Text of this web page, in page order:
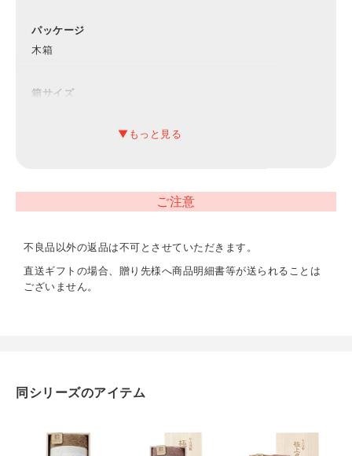
パッケージ
木箱
箱サイズ
重量
ご注意
不良品以外の返品は不可とさせていただきます。
直送ギフトの場合、贈り先様へ商品明細書等が送られることは
ございません。
同シリーズのアイテム